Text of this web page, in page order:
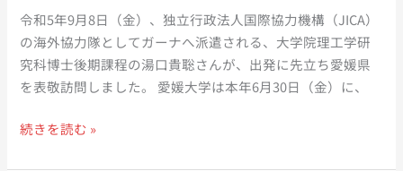
て
ガ
ー
ナ
派
令和5年9月8日（金）、独立行政法人国際協力機構（JICA）
の海外協力隊としてガーナへ派遣される、大学院理工学研
究科博士後期課程の湯口貴聡さんが、出発に先立ち愛媛県
を表敬訪問しました。 愛媛大学は本年6月30日（金）に、
大
続きを読む »